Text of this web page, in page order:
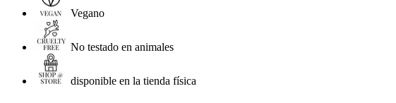
Vegano
No testado en animales
disponible en la tienda física